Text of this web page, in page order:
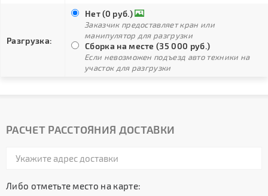
Разгрузка:
Нет (0 руб.)
Заказчик предоставляет кран или
манипулятор для разгрузки
Сборка на месте (35 000 руб.)
Если невозможен подъезд авто техники на
участок для разгрузки
РАСЧЕТ РАССТОЯНИЯ ДОСТАВКИ
Либо отметьте место на карте: